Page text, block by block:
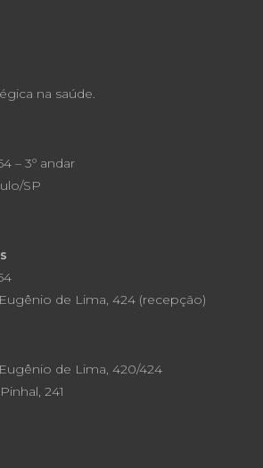
na saúde.
– 3º andar
SP
de Lima, 424 (recepção)
de Lima, 420/424
241